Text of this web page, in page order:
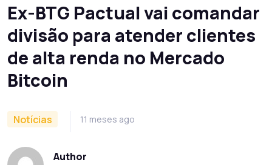
Ex-BTG Pactual vai comandar
divisão para atender clientes
de alta renda no Mercado
Bitcoin
Notícias 11 meses ago
Author